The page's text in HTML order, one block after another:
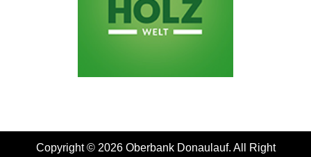
Copyright © 2026 Oberbank Donaulauf. All Right